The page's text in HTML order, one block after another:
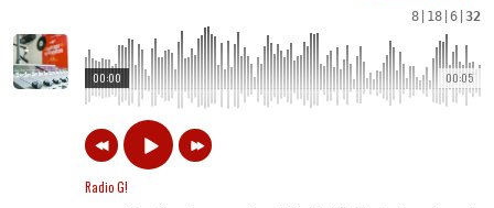
8 18 6 32
00:05
00:00
Radio G!